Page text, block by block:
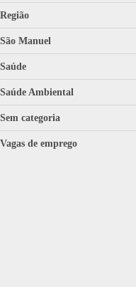
Região
São Manuel
Saúde
Saúde Ambiental
Sem categoria
Vagas de emprego